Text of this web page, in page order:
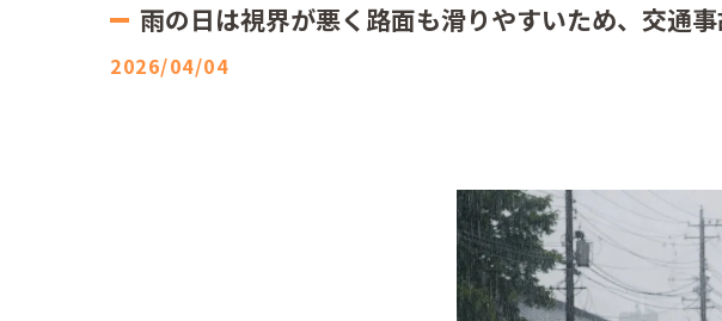
雨の日は視界が悪く路面も滑りやすいため、交通
2026/04/04